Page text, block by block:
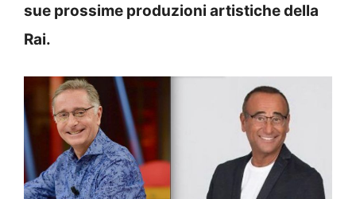
sue prossime produzioni artistiche della
Rai.